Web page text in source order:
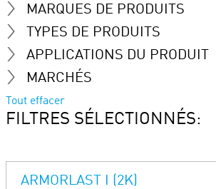
MARQUES DE PRODUITS
TYPES DE PRODUITS
APPLICATIONS DU PRODUIT
MARCHÉS
Tout effacer
FILTRES SÉLECTIONNÉS:
ARMORLAST I (2K)